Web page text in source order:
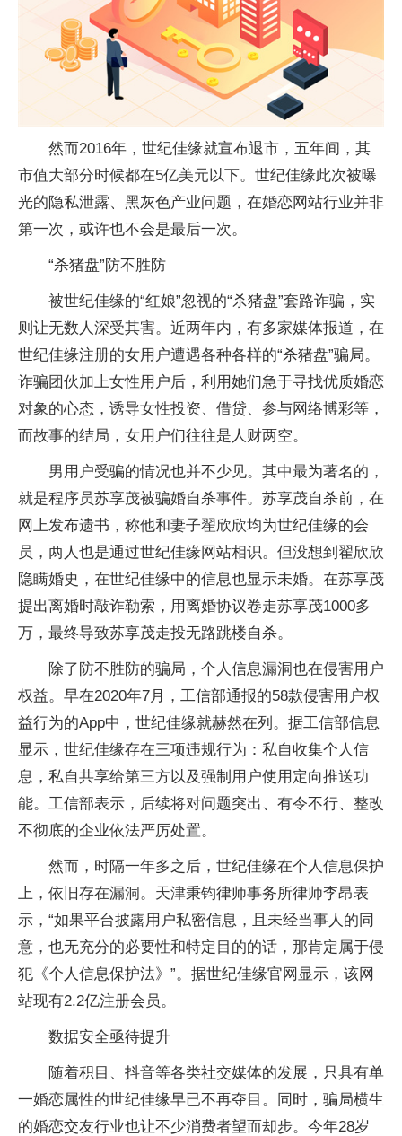
然而2016年，世纪佳缘就宣布退市，五年间，其
市值大部分时候都在5亿美元以下。世纪佳缘此次被曝
光的隐私泄露、黑灰色产业问题，在婚恋网站行业并非
第一次，或许也不会是最后一次。
“杀猪盘”防不胜防
被世纪佳缘的“红娘”忽视的“杀猪盘”套路诈骗 ，实
则让无数人深受其害。 近两年内，有多家媒体报道，在
世纪佳缘注册的女用户遭遇各种各样的“杀猪盘”骗局。
诈骗团伙加上女性用户后，利用她们急于寻找优质婚恋
对象的心态，诱导女性投资、借贷、参与网络博彩等，
而故事的结局，女用户们往往是人财两空。
男用户受骗的情况也并不少见。其中最为著名的，
就是程序员苏享茂被骗婚自杀事件。苏享茂自杀前，在
网上发布遗书，称他和妻子翟欣欣均为世纪佳缘的会
员，两人也是通过世纪佳缘网站相识。但没想到翟欣欣
隐瞒婚史，在世纪佳缘中的信息也显示未婚。在苏享茂
提出离婚时敲诈勒索，用离婚协议卷走苏享茂1000多
万，最终导致苏享茂走投无路跳楼自杀。
除了防不胜防的骗局，个人信息漏洞也在侵害用户
权益。早在2020年7月，工信部通报的58款侵害用户权
益行为的App中，世纪佳缘就赫然在列。据工信部信息
显示，世纪佳缘存在三项违规行为：私自收集个人信
息，私自共享给第三方以及强制用户使用定向推送功
能。工信部表示，后续将对问题突出、有令不行、整改
不彻底的企业依法严厉处置。
然而，时隔一年多之后，世纪佳缘在个人信息保护
上，依旧存在漏洞。天津秉钧律师事务所律师李昂表
示，“如果平台披露用户私密信息，且未经当事人的同
意，也无充分的必要性和特定目的的话，那肯定属于侵
犯《个人信息保护法》”。据世纪佳缘官网显示，该网
站现有2.2亿注册会员。
数据安全亟待提升
随着积目、抖音等各类社交媒体的发展，只具有单
一婚恋属性的世纪佳缘早已不再夺目。同时，骗局横生
的婚恋交友行业也让不少消费者望而却步。今年28岁